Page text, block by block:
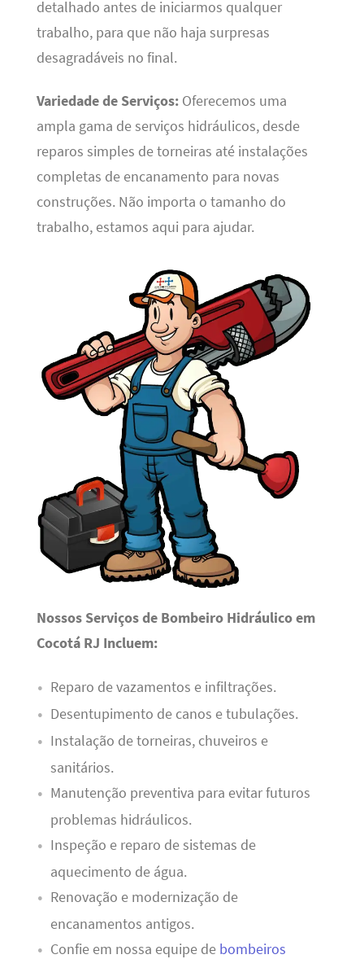
detalhado antes de iniciarmos qualquer
trabalho, para que não haja surpresas
desagradáveis no final.
Variedade de Serviços:Oferecemos uma
ampla gama de serviços hidráulicos, desde
reparos simples de torneiras até instalações
completas de encanamento para novas
construções. Não importa o tamanho do
trabalho, estamos aqui para ajudar.
Nossos Serviços de Bombeiro Hidráulico em
Cocotá RJ Incluem:
Reparo de vazamentos e infiltrações.
Desentupimento de canos e tubulações.
Instalação de torneiras, chuveiros e
sanitários.
Manutenção preventiva para evitar futuros
problemas hidráulicos.
Inspeção e reparo de sistemas de
aquecimento de água.
Renovação e modernização de
encanamentos antigos.
Confie em nossa equipe de bombeiros